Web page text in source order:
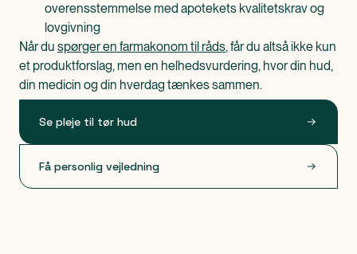
overensstemmelse med apotekets kvalitetskrav og
lovgivning
Når du spørger en farmakonom til råds, får du altså ikke kun
et produktforslag, men en helhedsvurdering, hvor din hud,
din medicin og din hverdag tænkes sammen.
Se pleje til tør hud
Få personlig vejledning